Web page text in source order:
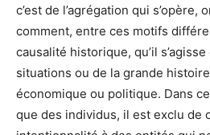
c’est de l’agrégation qui s’opère,
comment, entre ces motifs
causalité historique, qu’il
situations ou de la grande
économique ou politique. Dans
que des individus, il est exclu de